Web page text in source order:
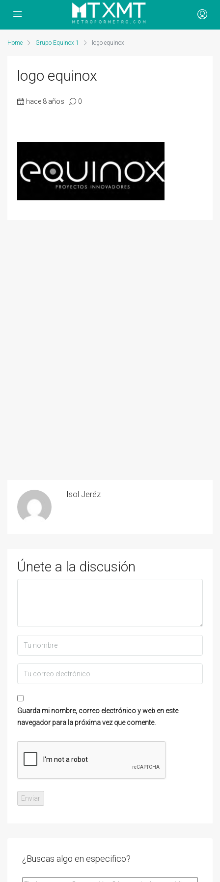
Home Grupo Equinox 1 logo equinox
logo equinox
hace 8 años 0
Isol Jeréz
Únete a la discusión
Guarda mi nombre, correo electrónico y web en este
navegador para la próxima vez que comente.
¿Buscas algo en especifico?